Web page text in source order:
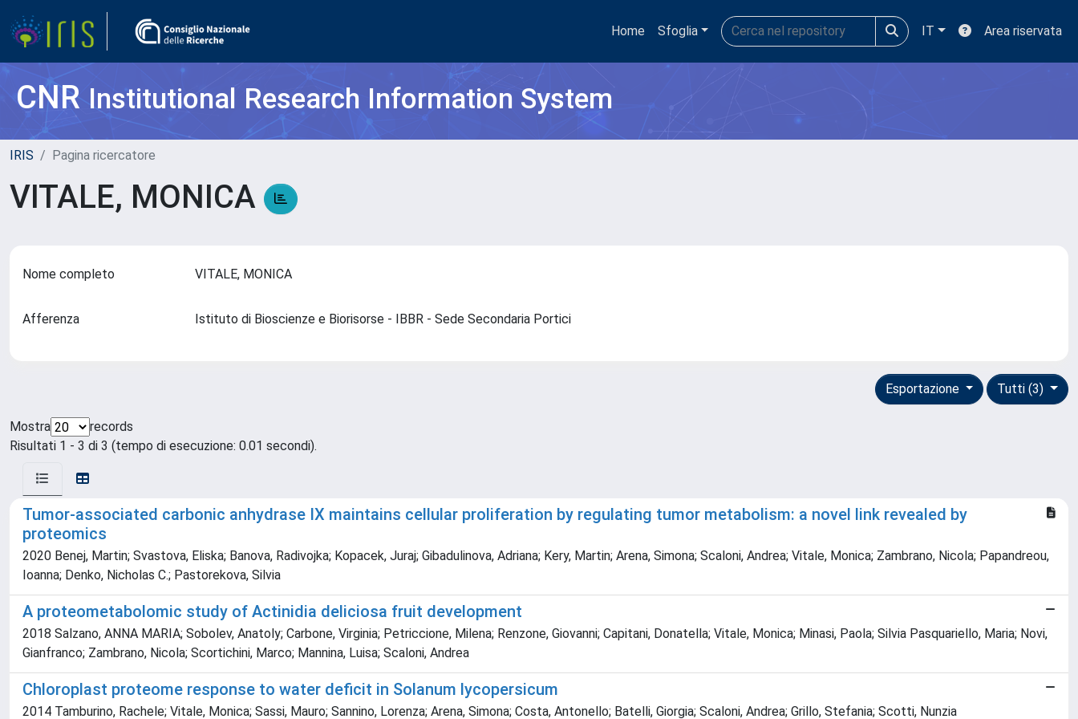
Home Sfoglia IT Area riservata
CNRInstitutional Research Information System
IRIS Pagina ricercatore
VITALE, MONICA
Nome completo VITALE, MONICA
Afferenza Istituto di Bioscienze e Biorisorse - IBBR - Sede Secondaria Portici
Tutti (3)
Esportazione
Mostra
records
Risultati 1 - 3 di 3 (tempo di esecuzione: 0.01 secondi).
Tumor-associated carbonic anhydrase IX maintains cellular proliferation by regulating tumor metabolism: a novel link revealed by
proteomics
2020 Benej, Martin; Svastova, Eliska; Banova, Radivojka; Kopacek, Juraj; Gibadulinova, Adriana; Kery, Martin; Arena, Simona; Scaloni, Andrea; Vitale, Monica; Zambrano, Nicola; Papandreou,
Ioanna; Denko, Nicholas C.; Pastorekova, Silvia
A proteometabolomic study of Actinidia deliciosa fruit development
2018 Salzano, ANNA MARIA; Sobolev, Anatoly; Carbone, Virginia; Petriccione, Milena; Renzone, Giovanni; Capitani, Donatella; Vitale, Monica; Minasi, Paola; Silvia Pasquariello, Maria; Novi,
Gianfranco; Zambrano, Nicola; Scortichini, Marco; Mannina, Luisa; Scaloni, Andrea
Chloroplast proteome response to water deficit in Solanum lycopersicum
2014 Tamburino, Rachele; Vitale, Monica; Sassi, Mauro; Sannino, Lorenza; Arena, Simona; Costa, Antonello; Batelli, Giorgia; Scaloni, Andrea; Grillo, Stefania; Scotti, Nunzia